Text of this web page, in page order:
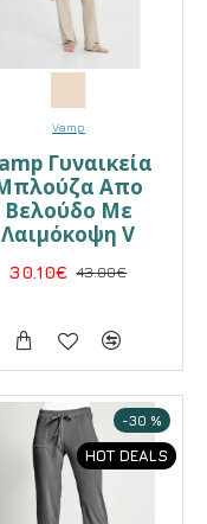
Vamp
Γυναικεία
Απο
Βελούδο Με
Λαιμόκοψη V
30.10€ 43.00€
HOT DEALS
-30 %